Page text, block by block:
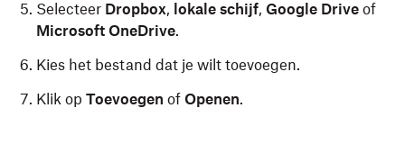
Selecteer Dropbox, lokale schijf, Google Drive of
Microsoft OneDrive.
Kies het bestand dat je wilt toevoegen.
Klik op Toevoegen of Openen.